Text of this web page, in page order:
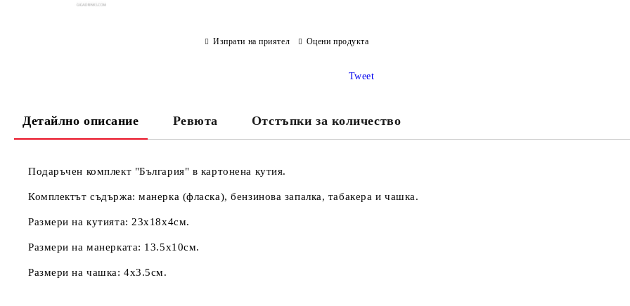
Изпрати на приятел Оцени продукта
Tweet
Детайлно описание Ревюта Отстъпки за количество
Подаръчен комплект "България" в картонена кутия.
Комплектът съдържа: манерка (фласка), бензинова запалка, табакера и чашка.
Размери на кутията: 23х18х4см.
Размери на манерката: 13.5х10см.
Размери на чашка: 4х3.5см.